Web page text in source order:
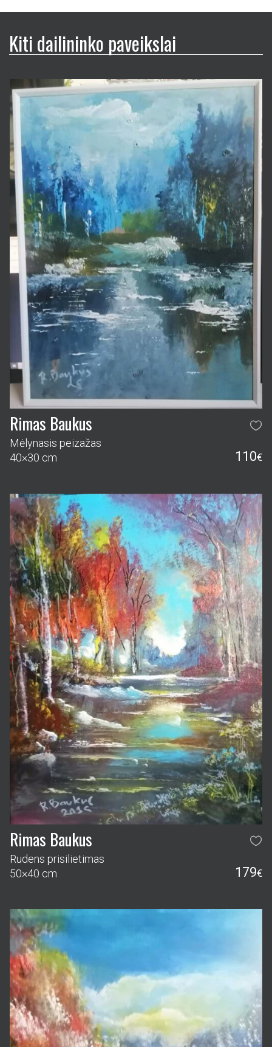
Kiti dailininko paveikslai
Rimas Baukus
Mėlynasis peizažas
40×30 cm
110€
Rimas Baukus
Rudens prisilietimas
50×40 cm
179€